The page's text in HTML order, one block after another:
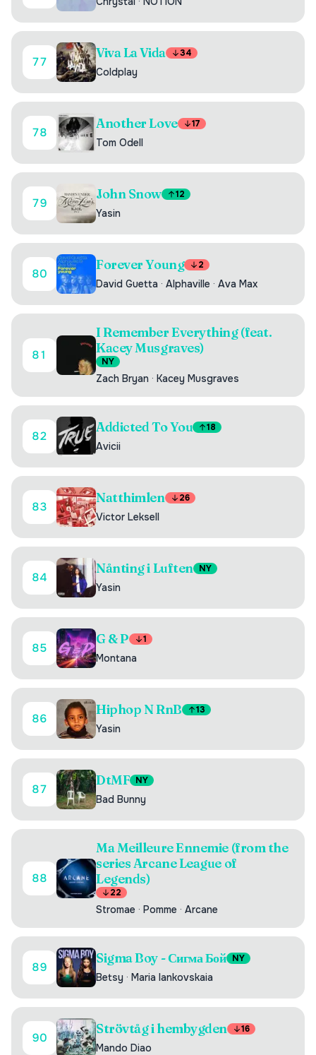
77
Viva La Vida 34
Coldplay
78
Another Love 17
Tom Odell
79
John Snow 12
Yasin
80
Forever Young 2
David Guetta · Alphaville · Ava Max
81
I Remember Everything (feat.
Kacey Musgraves)
NY
Zach Bryan · Kacey Musgraves
82
Addicted To You 18
Avicii
83
Natthimlen 26
Victor Leksell
84
Nånting i Luften NY
Yasin
85
G & P 1
Montana
86
Hiphop N RnB 13
Yasin
87
DtMF NY
Bad Bunny
88
Ma Meilleure Ennemie (from the
series Arcane League of
Legends)
22
Stromae · Pomme · Arcane
89
Sigma Boy - Сигма Бой NY
Betsy · Maria Iankovskaia
90
Strövtåg i hembygden 16
Mando Diao